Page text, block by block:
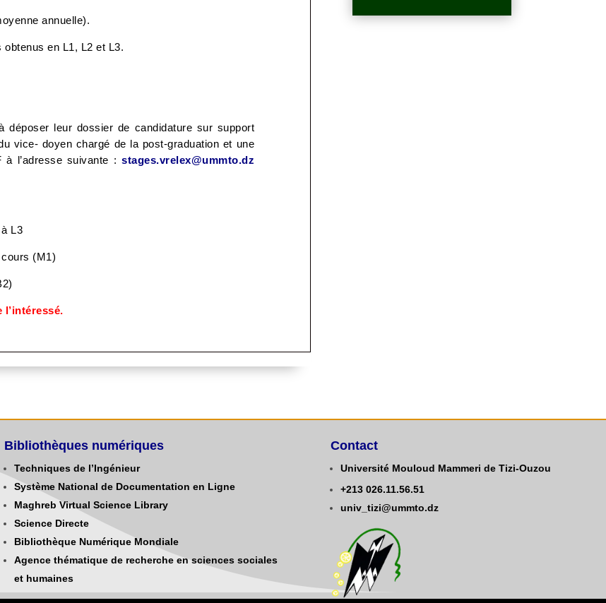
annuelle).
en L1, L2 et L3.
déposer leur dossier de candidature sur support
vice- doyen chargé de la post-graduation et une
à l’adresse suivante :stages.vrelex@ummto.dz
L3
(M1)
Bibliothèques numériques
Techniques de l’Ingénieur
Système National de Documentation en Ligne
Maghreb Virtual Science Library
Science Directe
Bibliothèque Numérique Mondiale
Agence thématique de recherche en sciences sociales
et humaines
Contact
Université Mouloud Mammeri de Tizi-Ouzou
+213 026.11.56.51
univ_tizi@ummto.dz